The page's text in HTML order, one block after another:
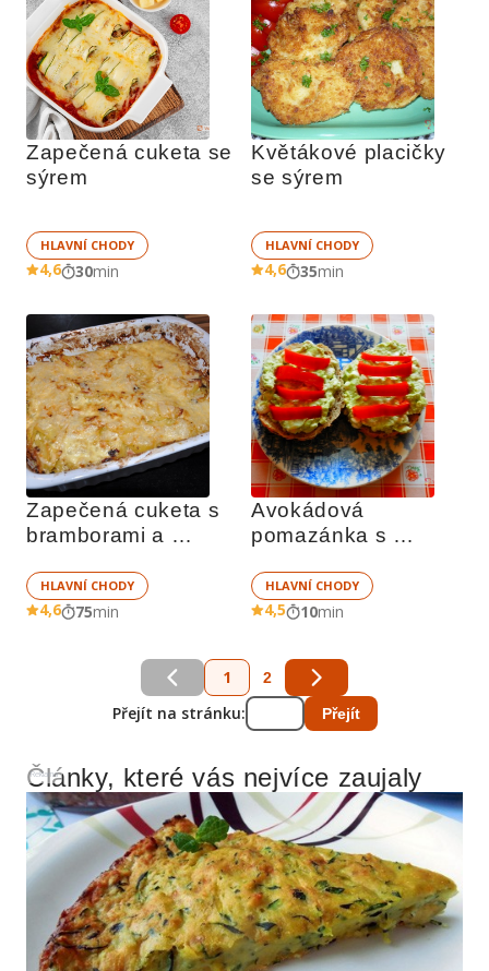
Zapečená cuketa se
sýrem
HLAVNÍ CHODY
4,6 30min
Květákové placičky
se sýrem
HLAVNÍ CHODY
4,6 35min
Zapečená cuketa s
bramborami a
HLAVNÍ CHODY
4,6 75min
Avokádová
pomazánka s
HLAVNÍ CHODY
4,5 10min
1 2
Přejít na stránku: Přejít
Reklama
Články, které vás nejvíce zaujaly